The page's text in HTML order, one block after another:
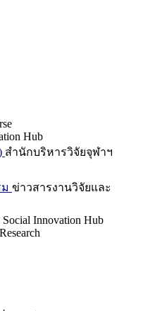
Hub
สำนักบริหารวิจัยจุฬาฯ
ข่าวสารงานวิจัยและ
Innovation Hub